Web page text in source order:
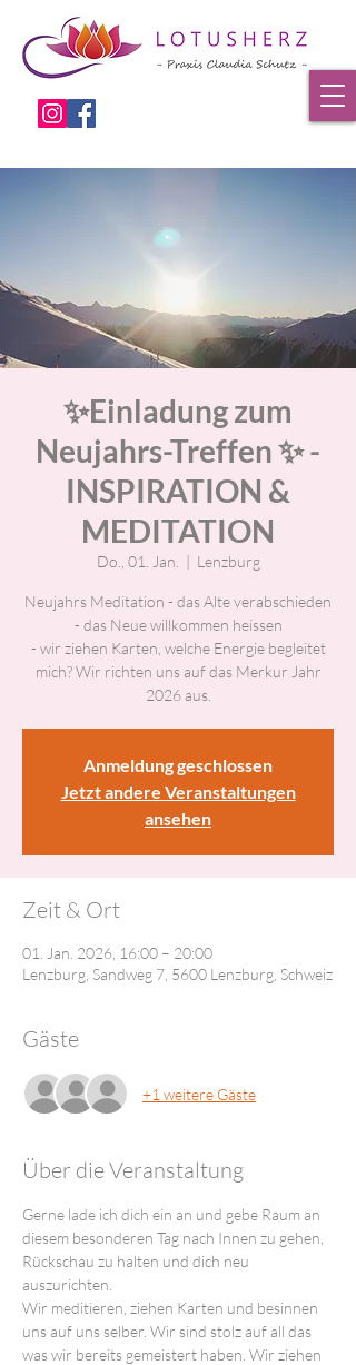
✨Einladung zum
Neujahrs-Treffen ✨ -
INSPIRATION &
MEDITATION
Do., 01. Jan.
  |
Lenzburg
Neujahrs Meditation - das Alte verabschieden
- das Neue willkommen heissen
- wir ziehen Karten, welche Energie begleitet
mich? Wir richten uns auf das Merkur Jahr
2026 aus.
Anmeldung geschlossen
Jetzt andere Veranstaltungen
ansehen
Zeit & Ort
01. Jan. 2026, 16:00 – 20:00
Lenzburg, Sandweg 7, 5600 Lenzburg, Schweiz
Gäste
+1 weitere Gäste
Über die Veranstaltung
Gerne lade ich dich ein an und gebe Raum an
diesem besonderen Tag nach Innen zu gehen,
Rückschau zu halten und dich neu
auszurichten.
Wir meditieren, ziehen Karten und besinnen
uns auf uns selber. Wir sind stolz auf all das
was wir bereits gemeistert haben. Wir ziehen